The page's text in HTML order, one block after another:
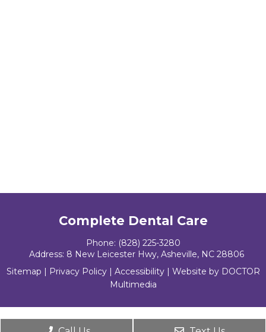
Complete Dental Care
Phone: (828) 225-3280
Address: 8 New Leicester Hwy, Asheville, NC 28806
Sitemap | Privacy Policy| Accessibility| Website by DOCTOR
Multimedia